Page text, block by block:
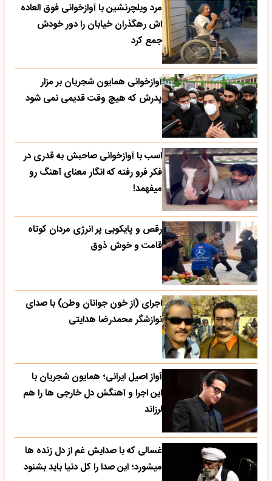
مرد ویلچرنشین با آوازخوانی فوق العاده
اش رهگذران خیابان را دور خودش
جمع کرد
آوازخوانی همایون شجریان بر مزار
پدرش که هیچ وقت قدیمی نمی شود
اسب با آوازخوانی صاحبش به قدری در
فکر فرو رفته که انگار معنای آهنگ رو
میفهمد!
رقص و پایکوبی پر انرژی مردان کوتاه
قامت و خوش ذوق
اجرای (از خون جوانان وطن) با صدای
نوازشگر محمدرضا هدایتی
آواز اصیل ایرانی؛ همایون شجریان با
این اجرا و آهنگش دل خارجی ها را هم
لرزاند
غسالی که با صدایش غم از دل زنده ها
میشورد؛ این صدا را کل دنیا باید بشنود